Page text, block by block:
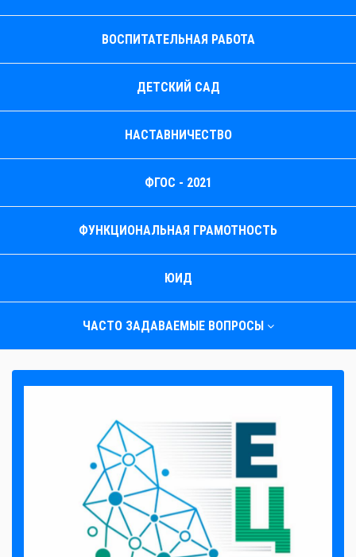
ВОСПИТАТЕЛЬНАЯ РАБОТА
ДЕТСКИЙ САД
НАСТАВНИЧЕСТВО
ФГОС - 2021
ФУНКЦИОНАЛЬНАЯ ГРАМОТНОСТЬ
ЮИД
ЧАСТО ЗАДАВАЕМЫЕ ВОПРОСЫ